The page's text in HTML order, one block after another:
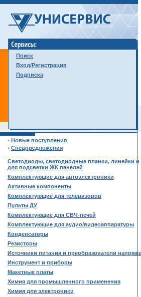
Поиск
Вход/Регистрация
Подписка
• Новые поступления
• Спецпредложения
Светодиоды, светодиодные планки, линейки и
для подсветки ЖК панелей
Комплектующие для автоэлектроники
Активные компоненты
Комплектующие для телевизоров
Пульты ДУ
Комплектующие для СВЧ-печей
Комплектующие для аудио/видеоаппаратуры
Конденсаторы
Резисторы
Источники питания и преобразователи
Инструмент и приборы
Макетные платы
Химия для промышленного применения
Химия для электроники